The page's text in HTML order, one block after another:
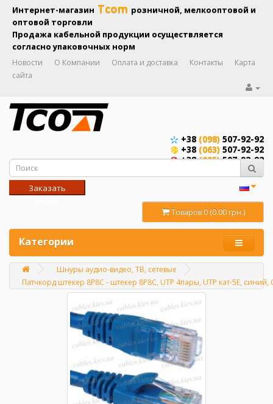
Интернет-магазин Tcom розничной, мелкооптовой и
оптовой торговли
Продажа кабельной продукции осуществляется
согласно упаковочных норм
Новости О Компании Оплата и доставка Контакты
Карта
сайта
+38 (098) 507-92-92
+38 (063) 507-92-92
+38(095)507-92-92
Заказать
Товаров 0 (0.00 грн.)
Категории
Шнуры аудио-видео, ТВ, сетевые
Патчкорд штекер 8Р8С - штекер 8Р8С, UTP 4пары, UTP кат-5E, синий,